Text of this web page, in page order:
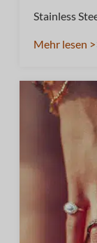
Stainless
Mehr lesen